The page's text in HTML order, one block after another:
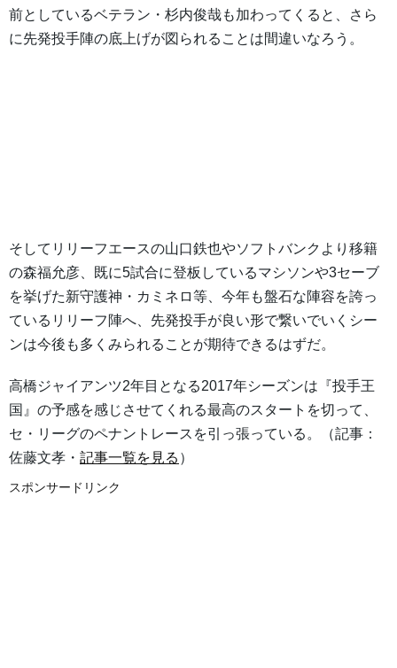
前としているベテラン・杉内俊哉も加わってくると、さら
に先発投手陣の底上げが図られることは間違いなろう。
そしてリリーフエースの山口鉄也やソフトバンクより移籍
の森福允彦、既に5試合に登板しているマシソンや3セーブ
を挙げた新守護神・カミネロ等、今年も盤石な陣容を誇っ
ているリリーフ陣へ、先発投手が良い形で繋いでいくシー
ンは今後も多くみられることが期待できるはずだ。
高橋ジャイアンツ2年目となる2017年シーズンは『投手王
国』の予感を感じさせてくれる最高のスタートを切って、
セ・リーグのペナントレースを引っ張っている。（記事：
佐藤文孝・ 記事一覧を見る ）
スポンサードリンク